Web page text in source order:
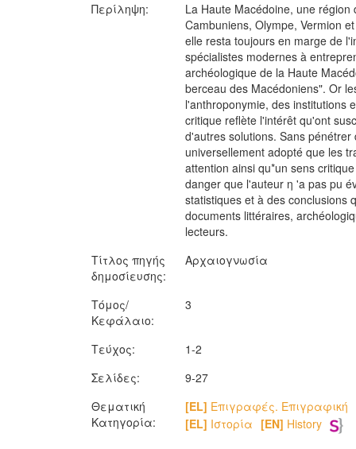
Περίληψη:
La Haute Macédoine, une
Cambuniens, Olympe, Vermion
elle resta toujours en marge de
spécialistes modernes à
archéologique de la Haute
berceau des Macédoniens". Or
l'anthroponymie, des institutions
critique reflète l'intérêt qu'ont
d'autres solutions. Sans
universellement adopté que les
attention ainsi qu*un sens
danger que l'auteur η 'a pas pu
statistiques et à des conclusions
documents littéraires,
lecteurs.
Τίτλος πηγής
δημοσίευσης:
Αρχαιογνωσία
Τόμος/
Κεφάλαιο:
3
Τεύχος:
1-2
Σελίδες:
9-27
Θεματική
Κατηγορία:
[EL] Επιγραφές. Επιγραφική
[EL] Ιστορία [EN] History